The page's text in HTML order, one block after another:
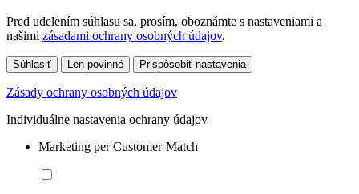
Pred udelením súhlasu sa, prosím, oboznámte s nastaveniami a
našimi zásadami ochrany osobných údajov.
Súhlasiť Len povinné Prispôsobiť nastavenia
Zásady ochrany osobných údajov
Individuálne nastavenia ochrany údajov
Marketing per Customer-Match